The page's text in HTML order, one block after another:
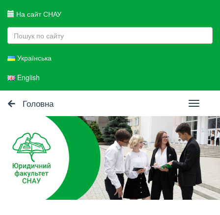
На сайт СНАУ
Українська
English
Головна
Toggle